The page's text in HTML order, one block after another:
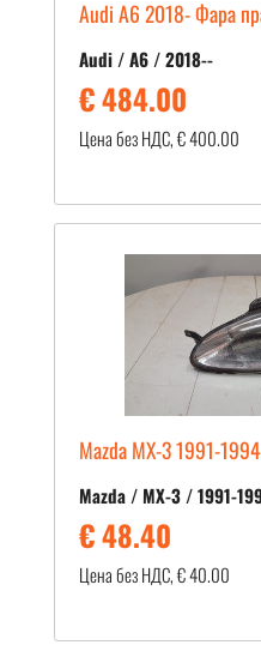
Audi A6 2018- Фара
Audi / A6 / 2018--
€ 484.00
Цена без НДС, € 400.00
Mazda MX-3 1991-
Mazda / MX-3 / 1991-
€ 48.40
Цена без НДС, € 40.00